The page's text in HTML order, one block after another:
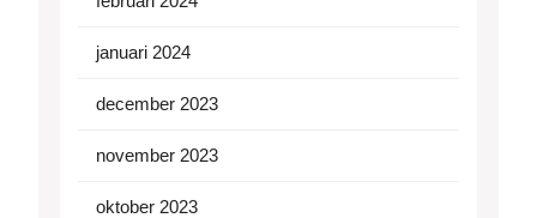
januari 2024
december 2023
november 2023
oktober 2023